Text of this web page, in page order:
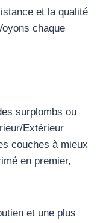
et la qualité
chaque
surplombs ou
Extérieur
couches à mieux
en premier,
et une plus